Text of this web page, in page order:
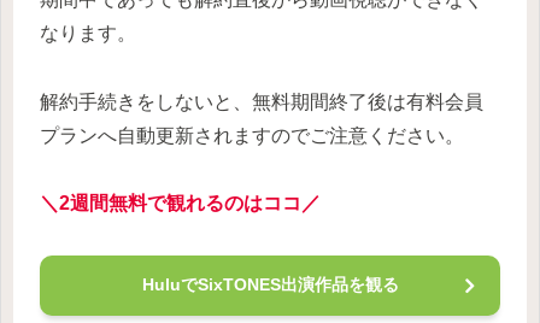
なります。
解約手続きをしないと、無料期間終了後は有料会員
プランへ自動更新されますのでご注意ください。
＼2週間無料で観れるのはココ／
HuluでSixTONES出演作品を観る